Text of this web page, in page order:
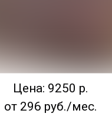
Цена: 9250 р.
от 296 руб./мес.